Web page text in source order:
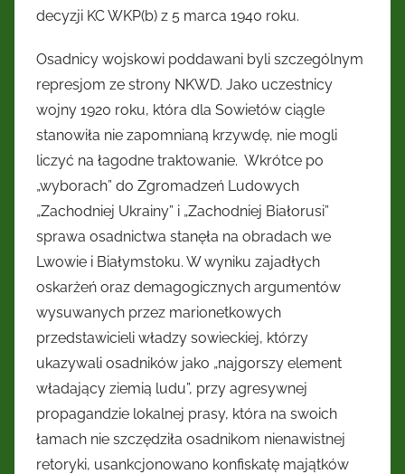
decyzji KC WKP(b) z 5 marca 1940 roku.
Osadnicy wojskowi poddawani byli szczególnym
represjom ze strony NKWD. Jako uczestnicy
wojny 1920 roku, która dla Sowietów ciągle
stanowiła nie zapomnianą krzywdę, nie mogli
liczyć na łagodne traktowanie. Wkrótce po
„wyborach” do Zgromadzeń Ludowych
„Zachodniej Ukrainy” i „Zachodniej Białorusi”
sprawa osadnictwa stanęła na obradach we
Lwowie i Białymstoku. W wyniku zajadłych
oskarżeń oraz demagogicznych argumentów
wysuwanych przez marionetkowych
przedstawicieli władzy sowieckiej, którzy
ukazywali osadników jako „najgorszy element
władający ziemią ludu”, przy agresywnej
propagandzie lokalnej prasy, która na swoich
łamach nie szczędziła osadnikom nienawistnej
retoryki, usankcjonowano konfiskatę majątków